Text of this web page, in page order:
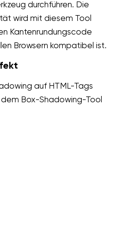
durchführen. Die
wird mit diesem Tool
Kantenrundungscode
Browsern kompatibel ist.
auf HTML-Tags
Box-Shadowing-Tool